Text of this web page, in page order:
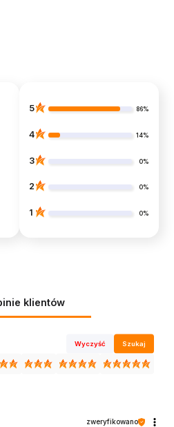
5 86%
4 14%
3 0%
2 0%
1 0%
klientów
Wyczyść Szukaj
zweryfikowano